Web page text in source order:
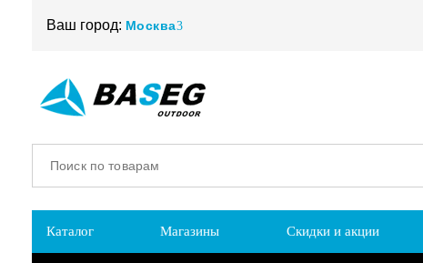
Ваш город: Москва
Каталог Магазины Скидки и акции